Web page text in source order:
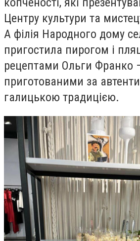
Центру культури та
А філія Народного дому
пригостила пирогом і
рецептами Ольги Франко
приготованими за
галицькою традицією.